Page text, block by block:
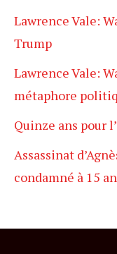
Lawrence Vale:
Trump
Lawrence Vale:
métaphore
Quinze ans pour
Assassinat
condamné à 15